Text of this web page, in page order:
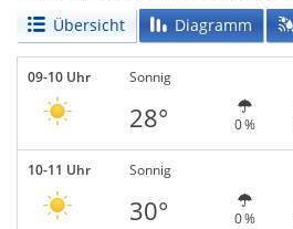
Übersicht Diagramm
09-10 Uhr Sonnig
28° 0 %
10-11 Uhr Sonnig
30° 0 %